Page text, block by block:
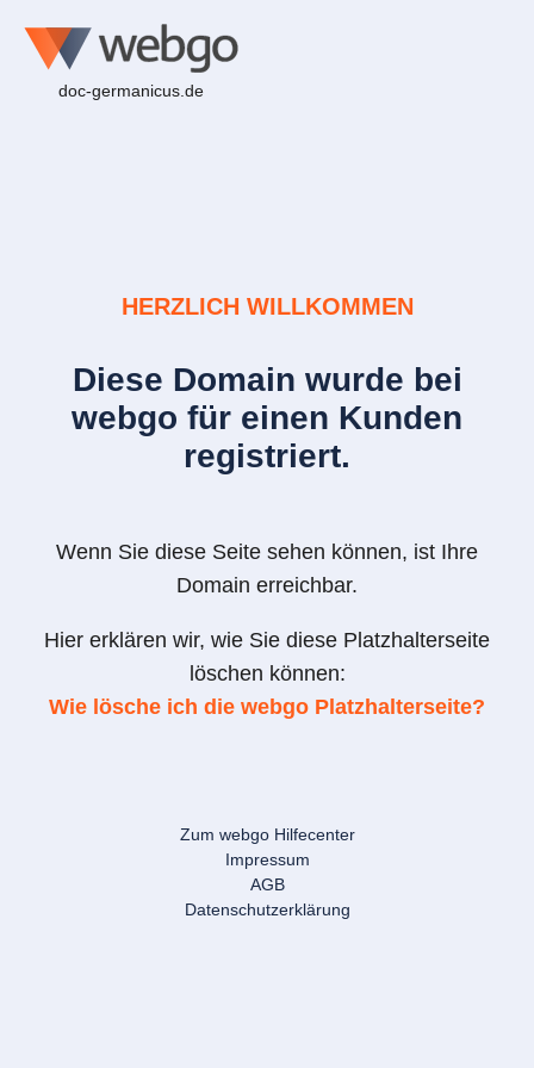
doc-germanicus.de
HERZLICH WILLKOMMEN
Diese Domain wurde bei
webgo für einen Kunden
registriert.
Wenn Sie diese Seite sehen können, ist Ihre
Domain erreichbar.
Hier erklären wir, wie Sie diese Platzhalterseite
löschen können:
Wie lösche ich die webgo Platzhalterseite?
Zum webgo Hilfecenter
Impressum
AGB
Datenschutzerklärung